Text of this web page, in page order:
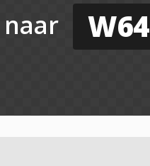
naar W64